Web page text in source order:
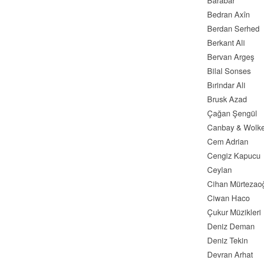
Bedran Axîn
Berdan Serhed
Berkant Ali
Bervan Argeş
Bilal Sonses
Bırindar Ali
Brusk Azad
Çağan Şengül
Canbay &
Cem Adrian
Cengiz Kapucu
Ceylan
Cihan
Ciwan Haco
Çukur Müzikleri
Deniz Deman
Deniz Tekin
Devran Arhat